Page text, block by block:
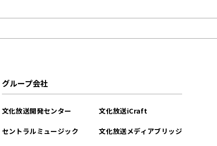
グループ会社
文化放送開発センター
セントラルミュージック
文化放送iCraft
文化放送メディアブリッジ